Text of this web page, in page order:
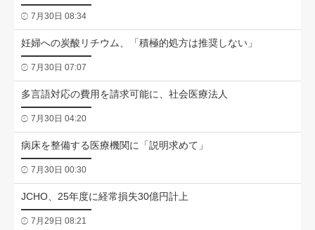
7月30日 08:34
妊婦への炭酸リチウム、「積極的処方は推奨しない」
7月30日 07:07
多言語対応の費用を請求可能に、社会医療法人
7月30日 04:20
病床を整備する医療機関に「説明求めて」
7月30日 00:30
JCHO、25年度に経常損失30億円計上
7月29日 08:21